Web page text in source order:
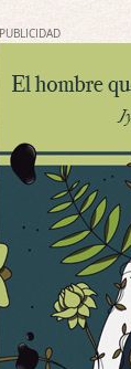
Posesión
Yo justo fui a
Por encima
Por: Luar
Por encima de
Por: Luar
PUBLICIDAD